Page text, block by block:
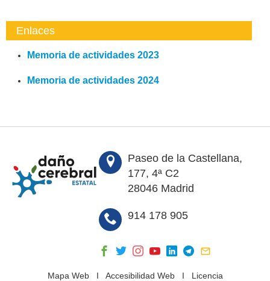
Enlaces
Memoria de actividades 2023
Memoria de actividades 2024
Paseo de la Castellana,
177, 4ª C2
28046 Madrid
914 178 905
Mapa WebI Accesibilidad WebI Licencia